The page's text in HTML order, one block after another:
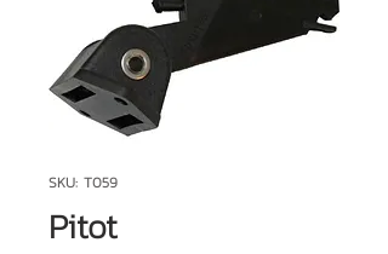
SKU: T059
Pitot